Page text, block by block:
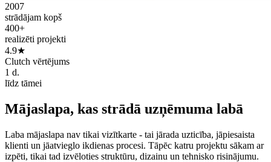
2007
strādājam kopš
400+
realizēti projekti
4.9★
Clutch vērtējums
1 d.
līdz tāmei
Mājaslapa, kas strādā uzņēmuma labā
Laba mājaslapa nav tikai vizītkarte - tai jārada uzticība, jāpiesaista
klienti un jāatvieglo ikdienas procesi. Tāpēc katru projektu sākam ar
izpēti, tikai tad izvēloties struktūru, dizainu un tehnisko risinājumu.